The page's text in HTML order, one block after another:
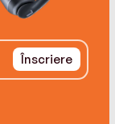
Înscriere